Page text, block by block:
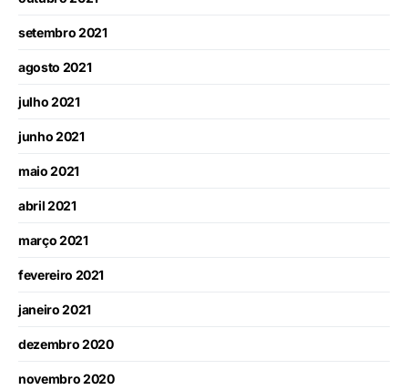
setembro 2021
agosto 2021
julho 2021
junho 2021
maio 2021
abril 2021
março 2021
fevereiro 2021
janeiro 2021
dezembro 2020
novembro 2020